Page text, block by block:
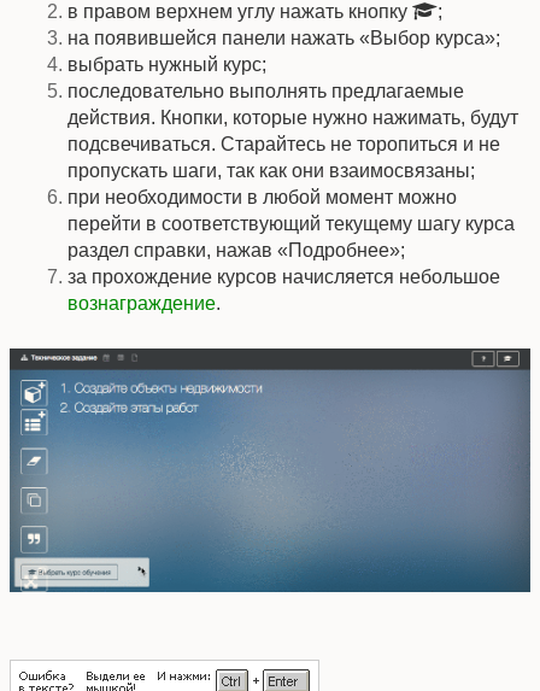
в правом верхнем углу нажать кнопку
;
на появившейся панели нажать «Выбор курса»;
выбрать нужный курс;
последовательно выполнять предлагаемые
действия. Кнопки, которые нужно нажимать, будут
подсвечиваться. Старайтесь не торопиться и не
пропускать шаги, так как они взаимосвязаны;
при необходимости в любой момент можно
перейти в соответствующий текущему шагу курса
раздел справки, нажав «Подробнее»;
за прохождение курсов начисляется небольшое
вознаграждение.